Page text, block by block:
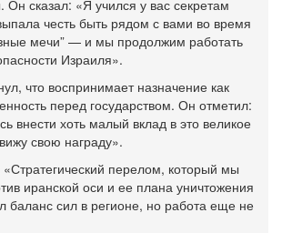
Он сказал: «Я учился у вас секретам
честь быть рядом с вами во время
мечи” — и мы продолжим работать
Израиля».
что воспринимает назначение как
перед государством. Он отметил:
внести хоть малый вклад в это великое
свою награду».
перелом, который мы
иранской оси и ее плана уничтожения
баланс сил в регионе, но работа еще не